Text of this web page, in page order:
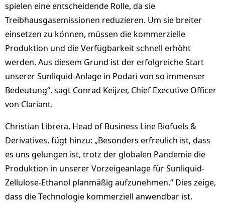
spielen eine entscheidende Rolle, da sie
Treibhausgasemissionen reduzieren. Um sie breiter
einsetzen zu können, müssen die kommerzielle
Produktion und die Verfügbarkeit schnell erhöht
werden. Aus diesem Grund ist der erfolgreiche Start
unserer Sunliquid-Anlage in Podari von so immenser
Bedeutung“, sagt Conrad Keijzer, Chief Executive Officer
von Clariant.
Christian Librera, Head of Business Line Biofuels &
Derivatives, fügt hinzu: „Besonders erfreulich ist, dass
es uns gelungen ist, trotz der globalen Pandemie die
Produktion in unserer Vorzeigeanlage für Sunliquid-
Zellulose-Ethanol planmäßig aufzunehmen.“ Dies zeige,
dass die Technologie kommerziell anwendbar ist.